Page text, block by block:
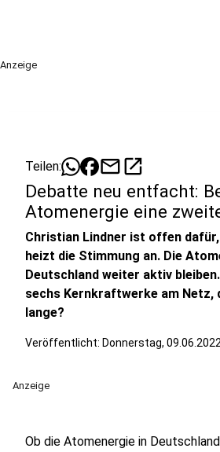
Anzeige
Teilen: mailopen_in_new
Debatte neu entfacht:
Atomenergie eine
Christian Lindner ist offen
heizt die Stimmung an. Die
Deutschland weiter aktiv
sechs Kernkraftwerke am Netz,
lange?
Veröffentlicht: Donnerstag,
Anzeige
Ob die Atomenergie in